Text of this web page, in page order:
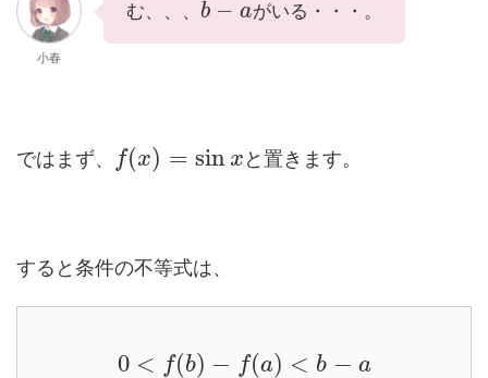
小春
む、、、 b − aがいる・・・。
ではまず、 f(x) = sinxと置きます。
すると条件の不等式は、
0 < f(b) − f(a) < b − a